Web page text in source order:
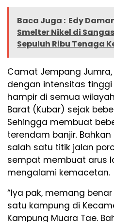
Baca Juga : Edy
Smelter Nikel di
Sepuluh Ribu Tenaga
Camat Jempang
dengan intensitas
hampir di semua
Barat (Kubar) sejak
Sehingga membuat
terendam banjir.
salah satu titik jalan
sempat membuat arus
mengalami kemacetan.
“Iya pak, memang
satu kampung di
Kampung Muara Tae.